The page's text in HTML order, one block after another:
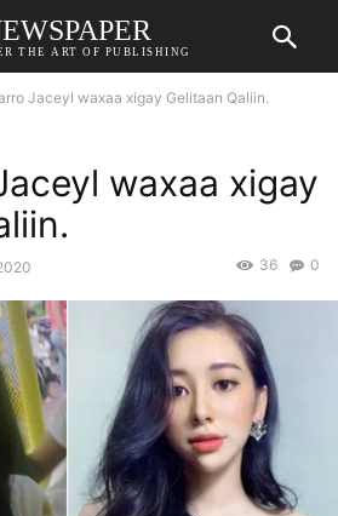
THE ART OF PUBLISHING
Jaceyl waxaa xigay Gelitaan Qaliin.
waxaa xigay
0
36